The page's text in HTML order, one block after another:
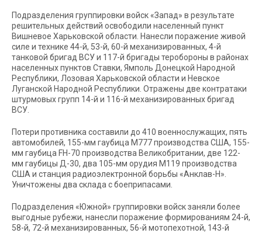
Подразделения группировки войск «Запад» в результате
решительных действий освободили населенный пункт
Вишневое Харьковской области. Нанесли поражение живой
силе и технике 44-й, 53-й, 60-й механизированных, 4-й
танковой бригад ВСУ и 117-й бригады теробороны в районах
населенных пунктов Ставки, Ямполь Донецкой Народной
Республики, Лозовая Харьковской области и Невское
Луганской Народной Республики. Отражены две контратаки
штурмовых групп 14-й и 116-й механизированных бригад
ВСУ.
Потери противника составили до 410 военнослужащих, пять
автомобилей, 155-мм гаубица М777 производства США, 155-
мм гаубица FH-70 производства Великобритании, две 122-
мм гаубицы Д-30, два 105-мм орудия М119 производства
США и станция радиоэлектронной борьбы «Анклав-Н».
Уничтожены два склада с боеприпасами.
Подразделения «Южной» группировки войск заняли более
выгодные рубежи, нанесли поражение формированиям 24-й,
58-й, 72-й механизированных, 56-й мотопехотной, 143-й